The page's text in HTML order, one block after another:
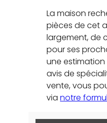
La maison
pièces de cet
largement, de
pour ses
une
avis de
vente, vous
vianotre